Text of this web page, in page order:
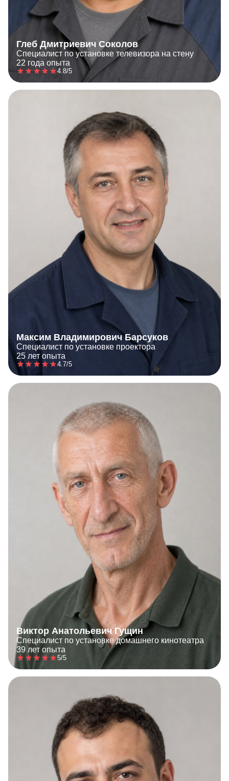
Глеб Дмитриевич Соколов
Специалист по установке телевизора на стену
22 года опыта
4.8/5
Максим Владимирович Барсуков
Специалист по установке проектора
25 лет опыта
4.7/5
Виктор Анатольевич Гущин
Специалист по установке домашнего кинотеатра
39 лет опыта
5/5